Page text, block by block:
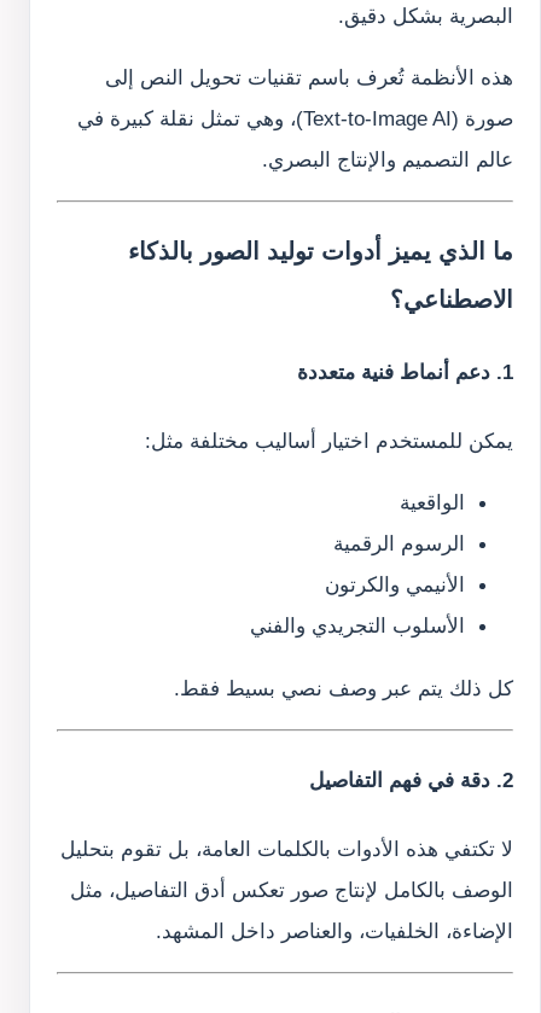
البصرية بشكل دقيق.
هذه الأنظمة تُعرف باسم تقنيات تحويل النص إلى
صورة (Text-to-Image AI)، وهي تمثل نقلة كبيرة في
عالم التصميم والإنتاج البصري.
ما الذي يميز أدوات توليد الصور بالذكاء
الاصطناعي؟
1. دعم أنماط فنية متعددة
يمكن للمستخدم اختيار أساليب مختلفة مثل:
الواقعية
الرسوم الرقمية
الأنيمي والكرتون
الأسلوب التجريدي والفني
كل ذلك يتم عبر وصف نصي بسيط فقط.
2. دقة في فهم التفاصيل
لا تكتفي هذه الأدوات بالكلمات العامة، بل تقوم بتحليل
الوصف بالكامل لإنتاج صور تعكس أدق التفاصيل، مثل
الإضاءة، الخلفيات، والعناصر داخل المشهد.